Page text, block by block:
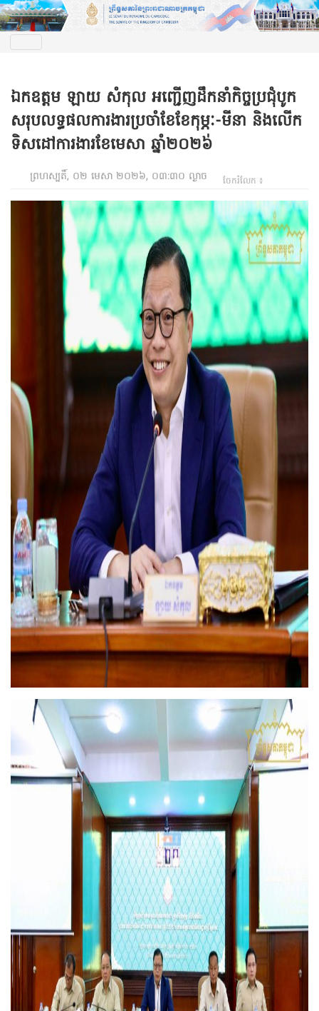
ឯកឧត្តម ឡាយ សំកុល អញ្ជើញដឹកនាំកិច្ចប្រជុំបូក
សរុបលទ្ធផលការងារប្រចាំខែខែកុម្ភៈ-មីនា និងលើក
ទិសដៅការងារខែមេសា ឆ្នាំ២០២៦់
ព្រហស្បតិ៍, ០២ មេសា ២០២៦, ០៣:៣០ ល្ងាច ចែករំលែក ៖